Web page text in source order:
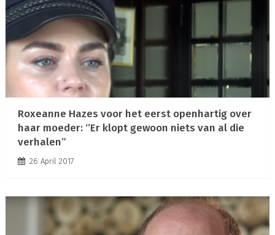
Roxeanne Hazes voor het eerst openhartig over
haar moeder: ‘’Er klopt gewoon niets van al die
verhalen”
26 April 2017